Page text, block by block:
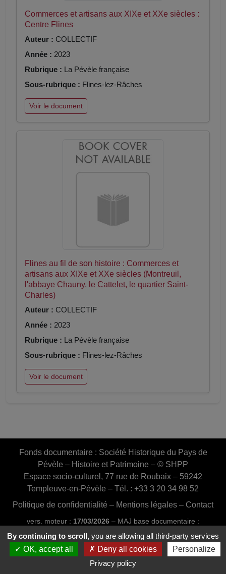
Commerces et artisans aux XIXe et XXe siècles :
Centre Flines
Auteur : COLLECTIF
Année : 2023
Rubrique : La Pévèle française
Sous-rubrique : Flines-lez-Râches
Voir le document
Flines au fil de son histoire : Commerces et
artisans aux XIXe et XXe siècles (Montreuil,
l'abbaye Chauny, le Cattelet, le quartier Saint-
Charles)
Auteur : COLLECTIF
Année : 2023
Rubrique : La Pévèle française
Sous-rubrique : Flines-lez-Râches
Voir le document
Fonds documentaire : Société Historique du Pays de
Pévèle – Histoire et Patrimoine – © SHPP
Espace socio-culturel, 77 rue de Roubaix – 59242
Templeuve-en-Pévèle – Tél. : +33 3 20 34 98 52
Politique de confidentialité – Mentions légales – Contact
vers. moteur : 17/03/2026 – MAJ base documentaire :
03/07/2026 16:46:24
Conception et réalisation :Web20MIP.fr
By continuing to scroll, you are allowing all third-party services
OK, accept all
Deny all cookies
Personalize
Privacy policy